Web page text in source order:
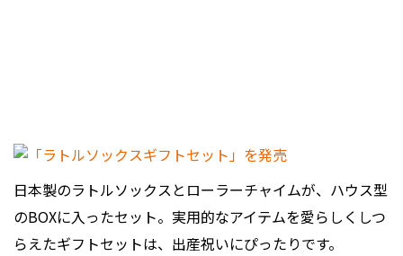
日本製のラトルソックスとローラーチャイムが、ハウス型
のBOXに入ったセット。実用的なアイテムを愛らしくしつ
らえたギフトセットは、出産祝いにぴったりです。